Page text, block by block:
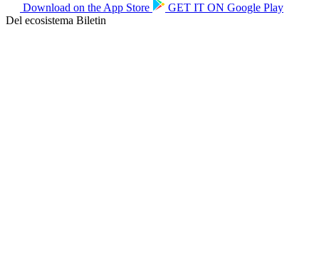
Download on the App Store GET IT ON Google Play
Del ecosistema Biletin